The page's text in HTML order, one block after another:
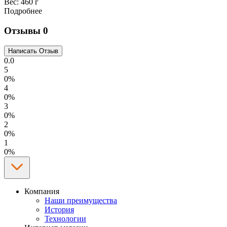
Подробнее
Отзывы 0
0.0
5
0%
4
0%
3
0%
2
0%
1
0%
Компания
Наши преимущества
История
Технологии